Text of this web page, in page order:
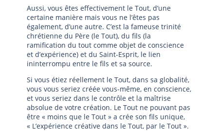
Aussi, vous êtes effectivement le Tout, d’une
certaine manière mais vous ne l’êtes pas
également, d’une autre. C’est la fameuse trinité
chrétienne du Père (le Tout), du fils (la
ramification du tout comme objet de conscience
et d’expérience) et du Saint-Esprit, le lien
ininterrompu entre le fils et sa source.
Si vous étiez réellement le Tout, dans sa globalité,
vous vous seriez créée vous-même, en conscience,
et vous seriez dans le contrôle et la maîtrise
absolue de votre création. Le Tout ne pouvant pas
être « moins que le Tout » a crée son fils unique,
« L’expérience créative dans le Tout, par le Tout ».